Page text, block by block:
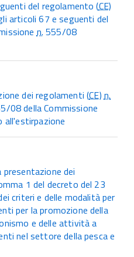
del regolamento (CE)
articoli 67 e seguenti del
n. 555/08
dei regolamenti (CE)n.
08 della Commissione
all'estirpazione
presentazione dei
1 del decreto del 23
criteri e delle modalità per
per la promozione della
e delle attività a
nel settore della pesca e